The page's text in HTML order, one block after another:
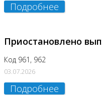
Подробнее
Приостановлено
Код 961, 962
03.07.2026
Подробнее